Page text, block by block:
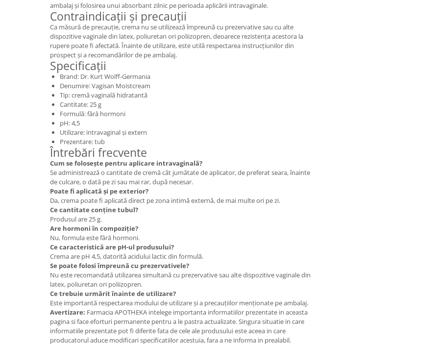
ambalaj și folosirea unui absorbant zilnic pe perioada aplicării intravaginale.
Contraindicații și precauții
Ca măsură de precauție, crema nu se utilizează împreună cu prezervative sau cu alte
dispozitive vaginale din latex, poliuretan ori poliizopren, deoarece rezistența acestora la
rupere poate fi afectată. Înainte de utilizare, este utilă respectarea instrucțiunilor din
prospect și a recomandărilor de pe ambalaj.
Specificații
Brand: Dr. Kurt Wolff-Germania
Denumire: Vagisan Moistcream
Tip: cremă vaginală hidratantă
Cantitate: 25 g
Formulă: fără hormoni
pH: 4,5
Utilizare: intravaginal și extern
Prezentare: tub
Întrebări frecvente
Cum se folosește pentru aplicare intravaginală?
Se administrează o cantitate de cremă cât jumătate de aplicator, de preferat seara, înainte
de culcare, o dată pe zi sau mai rar, după necesar.
Poate fi aplicată și pe exterior?
Da, crema poate fi aplicată direct pe zona intimă externă, de mai multe ori pe zi.
Ce cantitate conține tubul?
Produsul are 25 g.
Are hormoni în compoziție?
Nu, formula este fără hormoni.
Ce caracteristică are pH-ul produsului?
Crema are pH 4,5, datorită acidului lactic din formulă.
Se poate folosi împreună cu prezervativele?
Nu este recomandată utilizarea simultană cu prezervative sau alte dispozitive vaginale din
latex, poliuretan ori poliizopren.
Ce trebuie urmărit înainte de utilizare?
Este importantă respectarea modului de utilizare și a precauțiilor menționate pe ambalaj.
Avertizare: Farmacia APOTHEKA intelege importanta informatiilor prezentate in aceasta
pagina si face eforturi permanente pentru a le pastra actualizate. Singura situatie in care
informatiile prezentate pot fi diferite fata de cele ale produsului este aceea in care
producatorul aduce modificari specificatiilor acestuia, fara a ne informa in prealabil.